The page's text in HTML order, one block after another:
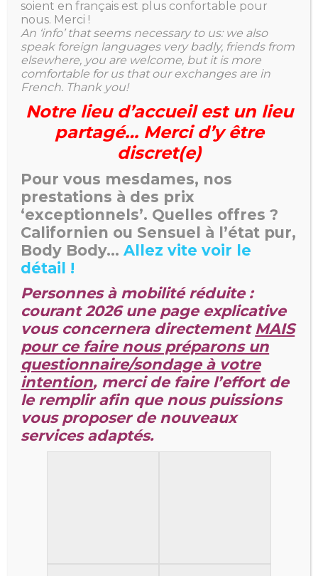
bien-être physique et
émotionnel !
Calinothérapie naturiste
sur futon
Californien pour homme
Accordez-vous un moment
de bien-être et d’extase
pour un véritable lâcher-
prise.
Massage Californien sur
60mn à 99€ | 90mn 129€
Massage Californien sur
table une seule zone
30mn à 59€
Uniquement pour les
habitués
soient en français est plus confortable pour
nous. Merci !
An ‘info’ that seems necessary to us: we also
speak foreign languages very badly, friends from
elsewhere, you are welcome, but it is more
comfortable for us that our exchanges are in
French. Thank you!
Notre lieu d’accueil est un lieu
partagé… Merci d’y être
discret(e)
Pour vous mesdames, nos
prestations à des prix
‘exceptionnels’. Quelles offres ?
Californien ou Sensuel à l’état pur,
Body Body…Allez vite voir le
détail !
Personnes à mobilité réduite :
courant 2026 une page explicative
vous concernera directement MAIS
pour ce faire nous préparons un
questionnaire/sondage à votre
intention, merci de faire l’effort de
le remplir afin que nous puissions
vous proposer de nouveaux
services adaptés.